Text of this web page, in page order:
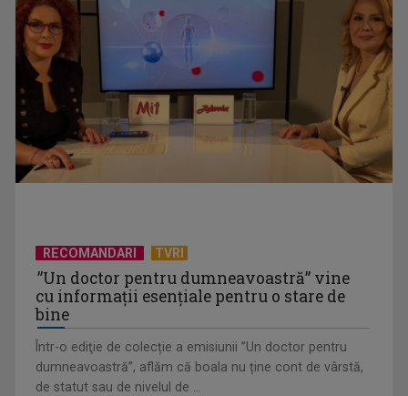
„România are uraniu, dar închide mine” – o poveste despre
oameni, resurse și ...
„Revoluția americană”, un documentar-eveniment în
premieră la TVR INFO, de ...
RECOMANDARI TVRI
”Un doctor pentru dumneavoastră” vine
cu informații esențiale pentru o stare de
bine
Într-o ediţie de colecție a emisiunii ”Un doctor pentru
dumneavoastră”, aflăm că boala nu ține cont de vârstă,
de statut sau de nivelul de ...